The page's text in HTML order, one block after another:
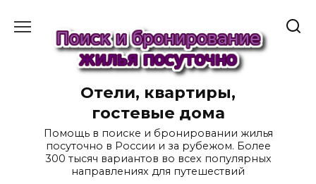
содержанию
Отели, квартиры,
гостевые дома
Помощь в поиске и бронировании жилья
посуточно в России и за рубежом. Более
300 тысяч вариантов во всех популярных
направлениях для путешествий